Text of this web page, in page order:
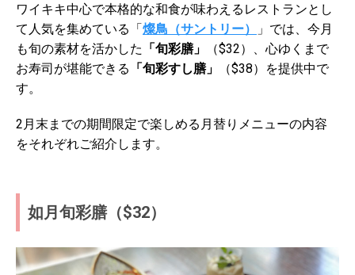
ワイキキ中心で本格的な和食が味わえるレストランとし
て人気を集めている「燦鳥（サントリー）
」では、今月
も旬の素材を活かした 「旬彩膳」
（$32）、心ゆくまで
お寿司が堪能できる 「旬彩すし膳」
（$38）を提供中で
す。
2月末までの期間限定で楽しめる月替りメニューの内容
をそれぞれご紹介します。
如月旬彩膳（$32）